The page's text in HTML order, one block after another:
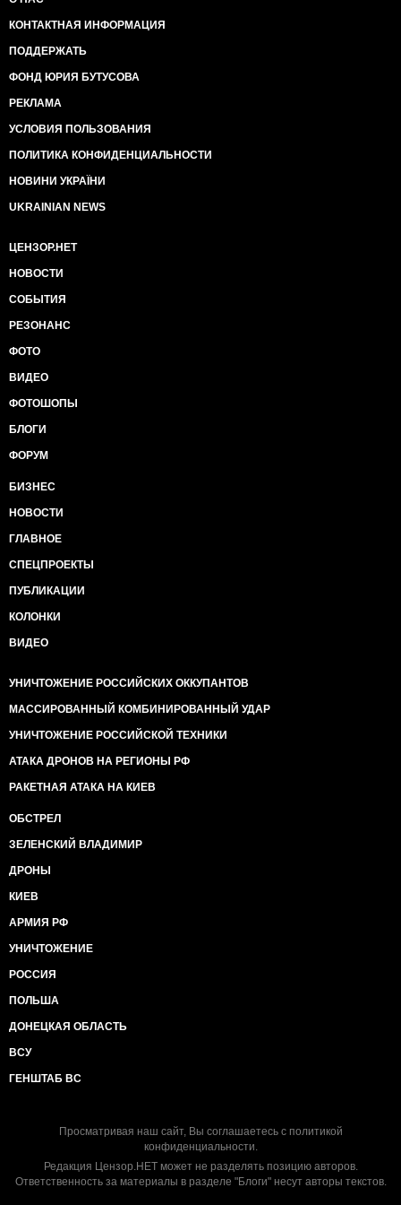
КОНТАКТНАЯ ИНФОРМАЦИЯ
ПОДДЕРЖАТЬ
ФОНД ЮРИЯ БУТУСОВА
РЕКЛАМА
УСЛОВИЯ ПОЛЬЗОВАНИЯ
ПОЛИТИКА КОНФИДЕНЦИАЛЬНОСТИ
НОВИНИ УКРАЇНИ
UKRAINIAN NEWS
ЦЕНЗОР.НЕТ
НОВОСТИ
СОБЫТИЯ
РЕЗОНАНС
ФОТО
ВИДЕО
ФОТОШОПЫ
БЛОГИ
ФОРУМ
БИЗНЕС
НОВОСТИ
ГЛАВНОЕ
СПЕЦПРОЕКТЫ
ПУБЛИКАЦИИ
КОЛОНКИ
ВИДЕО
УНИЧТОЖЕНИЕ РОССИЙСКИХ ОККУПАНТОВ
МАССИРОВАННЫЙ КОМБИНИРОВАННЫЙ УДАР
УНИЧТОЖЕНИЕ РОССИЙСКОЙ ТЕХНИКИ
АТАКА ДРОНОВ НА РЕГИОНЫ РФ
РАКЕТНАЯ АТАКА НА КИЕВ
ОБСТРЕЛ
ЗЕЛЕНСКИЙ ВЛАДИМИР
ДРОНЫ
КИЕВ
АРМИЯ РФ
УНИЧТОЖЕНИЕ
РОССИЯ
ПОЛЬША
ДОНЕЦКАЯ ОБЛАСТЬ
ВСУ
ГЕНШТАБ ВС
Просматривая наш сайт, Вы соглашаетесь с политикой
конфиденциальности.
Редакция Цензор.НЕТ может не разделять позицию авторов.
Ответственность за материалы в разделе "Блоги" несут авторы текстов.